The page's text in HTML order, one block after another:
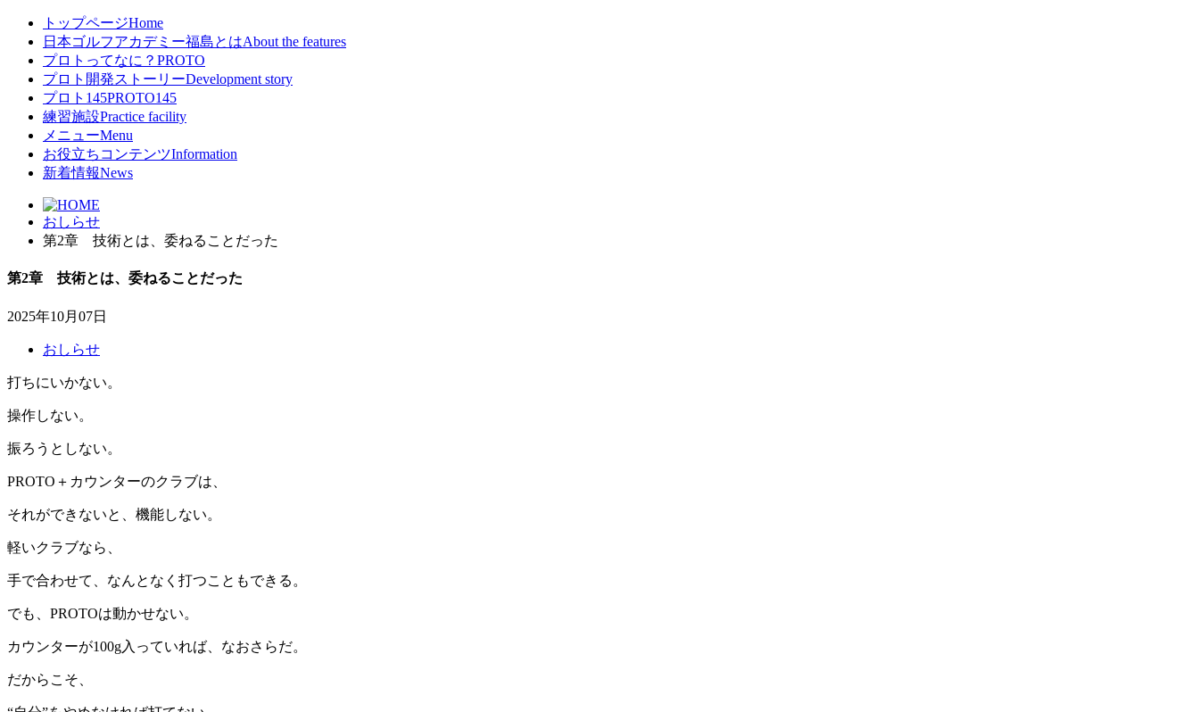
トップページHome
日本ゴルフアカデミー福島とはAbout the features
プロトってなに？ PROTO
プロト開発ストーリーDevelopment story
プロト145PROTO145
練習施設Practice facility
メニューMenu
お役立ちコンテンツInformation
新着情報News
おしらせ
第2章 技術とは、委ねることだった
第2章 技術とは、委ねることだった
2025年10月07日
おしらせ
打ちにいかない。
操作しない。
振ろうとしない。
PROTO＋カウンターのクラブは、
それができないと、機能しない。
軽いクラブなら、
手で合わせて、なんとなく打つこともできる。
でも、PROTOは動かせない。
カウンターが100g入っていれば、なおさらだ。
だからこそ、